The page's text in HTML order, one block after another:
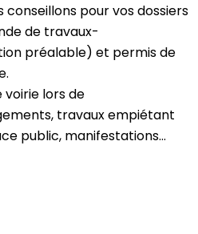
conseillons pour vos dossiers
de travaux-
préalable) et permis de
lors de
travaux empiétant
public, manifestations…